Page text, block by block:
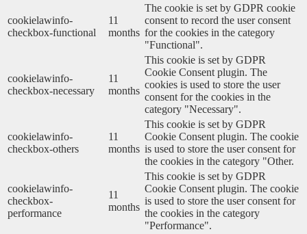
cookielawinfo-
checkbox-functional
11
months
The cookie is set by GDPR cookie
consent to record the user consent
for the cookies in the category
"Functional".
cookielawinfo-
checkbox-necessary
11
months
This cookie is set by GDPR
Cookie Consent plugin. The
cookies is used to store the user
consent for the cookies in the
category "Necessary".
cookielawinfo-
checkbox-others
11
months
This cookie is set by GDPR
Cookie Consent plugin. The cookie
is used to store the user consent for
the cookies in the category "Other.
cookielawinfo-
checkbox-
performance
11
months
This cookie is set by GDPR
Cookie Consent plugin. The cookie
is used to store the user consent for
the cookies in the category
"Performance".